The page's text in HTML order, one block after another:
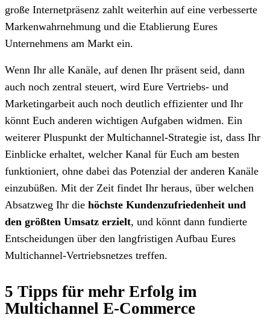
große Internetpräsenz zahlt weiterhin auf eine verbesserte
Markenwahrnehmung und die Etablierung Eures
Unternehmens am Markt ein.
Wenn Ihr alle Kanäle, auf denen Ihr präsent seid, dann
auch noch zentral steuert, wird Eure Vertriebs- und
Marketingarbeit auch noch deutlich effizienter und Ihr
könnt Euch anderen wichtigen Aufgaben widmen. Ein
weiterer Pluspunkt der Multichannel-Strategie ist, dass Ihr
Einblicke erhaltet, welcher Kanal für Euch am besten
funktioniert, ohne dabei das Potenzial der anderen Kanäle
einzubüßen. Mit der Zeit findet Ihr heraus, über welchen
Absatzweg Ihr die höchste Kundenzufriedenheit und
den größten Umsatz erzielt, und könnt dann fundierte
Entscheidungen über den langfristigen Aufbau Eures
Multichannel-Vertriebsnetzes treffen.
5 Tipps für mehr Erfolg im
Multichannel E-Commerce